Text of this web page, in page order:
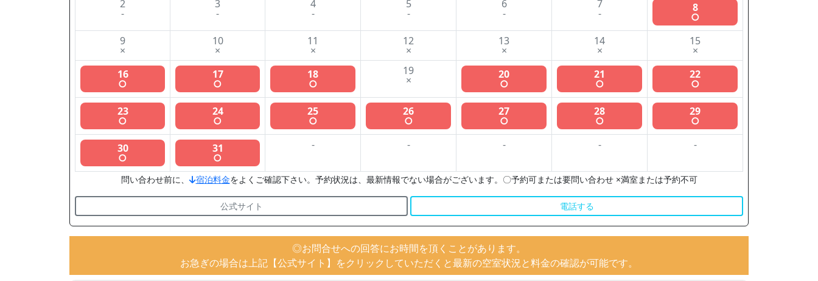
2
-
3
-
4
-
5
-
6
-
7
- 8
○
9
×
10
×
11
×
12
×
13
×
14
×
15
×
16
○
17
○
18
○
19
× 20
○
21
○
22
○
23
○
24
○
25
○
26
○
27
○
28
○
29
○
30
○
31
○
- - - - -
問い合わせ前に、 宿泊料金をよくご確認下さい。予約状況は、最新情報でない場合がございます。〇予約可または要問い合わせ ×満室または予約不可
公式サイト 電話する
◎お問合せへの回答にお時間を頂くことがあります。
お急ぎの場合は上記【公式サイト】をクリックしていただくと最新の空室状況と料金の確認が可能です。